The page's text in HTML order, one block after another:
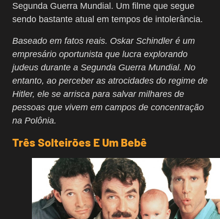
Segunda Guerra Mundial. Um filme que segue
sendo bastante atual em tempos de intolerância.
Baseado em fatos reais. Oskar Schindler é um
empresário oportunista que lucra explorando
judeus durante a Segunda Guerra Mundial. No
entanto, ao perceber as atrocidades do regime de
Hitler, ele se arrisca para salvar milhares de
pessoas que vivem em campos de concentração
na Polônia.
Três Solteirões E Um Bebê